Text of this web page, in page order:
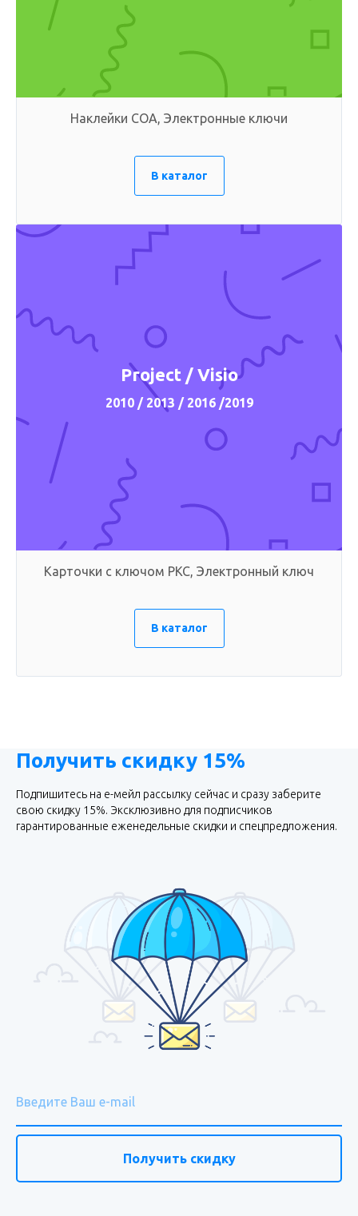
Наклейки COA, Электронные ключи
В каталог
Project / Visio
2010 / 2013 / 2016 /2019
Карточки с ключом PKC, Электронный ключ
В каталог
Получить скидку 15%
Подпишитесь на е-мейл рассылку сейчас и сразу заберите
свою скидку 15%. Эксклюзивно для подписчиков
гарантированные еженедельные скидки и спецпредложения.
Получить скидку